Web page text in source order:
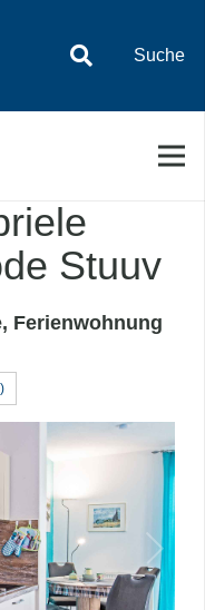
Suche
Stuuv
Ferienwohnung